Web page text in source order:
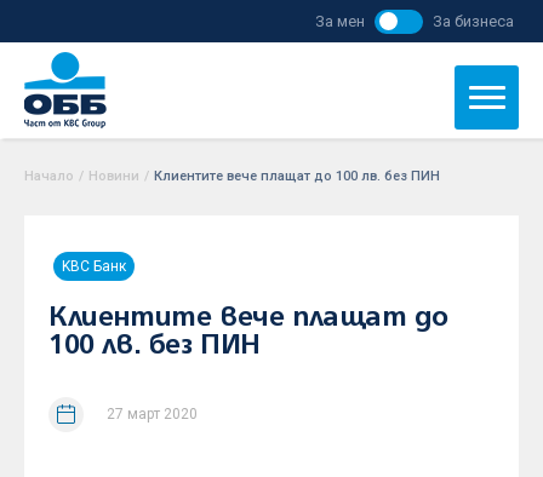
За мен За бизнеса
Начало / Новини / Клиентите вече плащат до 100 лв. без ПИН
KBC Банк
Клиентите вече плащат до
100 лв. без ПИН
27 март 2020